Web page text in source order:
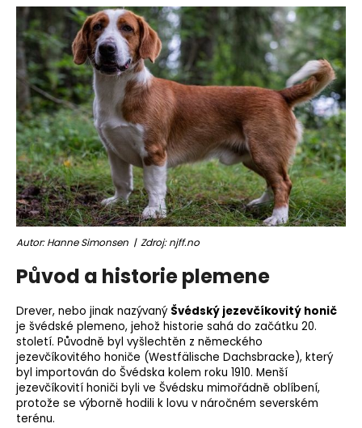
Autor: Hanne Simonsen | Zdroj: njff.no
Původ a historie plemene
Drever, nebo jinak nazývaný Švédský jezevčíkovitý honič
je švédské plemeno, jehož historie sahá do začátku 20.
století. Původně byl vyšlechtěn z německého
jezevčíkovitého honiče (Westfälische Dachsbracke), který
byl importován do Švédska kolem roku 1910. Menší
jezevčíkovití honiči byli ve Švédsku mimořádně oblíbení,
protože se výborně hodili k lovu v náročném severském
terénu.
HLEDAT
D
o
p
o
r
u
č
u
j
e
m
e